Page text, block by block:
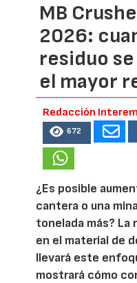
MB
2026:
residuo
el mayor
Redacción
672
¿Es posible
cantera o una
tonelada más?
en el material de
llevará este
mostrará cómo